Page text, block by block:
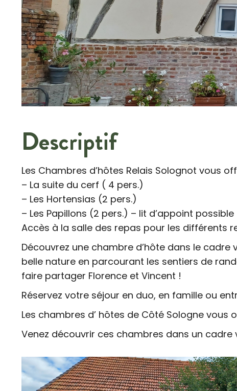
Descriptif
Les Chambres d’hôtes Relais Solognot vous
– La suite du cerf ( 4 pers.)
– Les Hortensias (2 pers.)
– Les Papillons (2 pers.) – lit d’appoint possible
Accès à la salle des repas pour les différents
Découvrez une chambre d’hôte dans le
belle nature en parcourant les sentiers de
faire partager Florence et Vincent !
Réservez votre séjour en duo, en famille ou
Les chambres d’ hôtes de Côté Sologne
Venez découvrir ces chambres dans un